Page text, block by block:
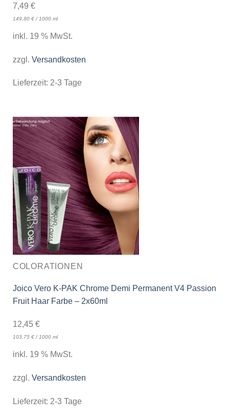
7,49 €
149,80 €/ 1000 ml
inkl. 19 % MwSt.
zzgl. Versandkosten
Lieferzeit: 2-3 Tage
COLORATIONEN
Joico Vero K-PAK Chrome Demi Permanent V4 Passion
Fruit Haar Farbe – 2x60ml
12,45 €
103,75 €/1000 ml
inkl. 19 % MwSt.
zzgl. Versandkosten
Lieferzeit: 2-3 Tage